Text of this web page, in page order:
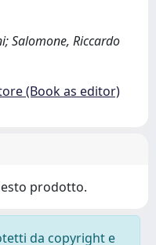
Salomone, Riccardo
(Book as editor)
prodotto.
da copyright e